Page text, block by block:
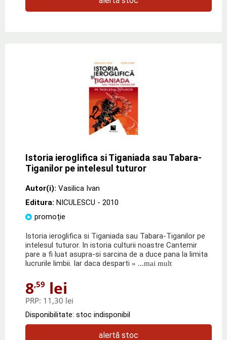
Istoria ieroglifica si Tiganiada sau Tabara-
Tiganilor pe intelesul tuturor
Autor(i): Vasilica Ivan
Editura: NICULESCU - 2010
promoție
Istoria ieroglifica si Tiganiada sau Tabara-Tiganilor pe
intelesul tuturor. In istoria culturii noastre Cantemir
pare a fi luat asupra-si sarcina de a duce pana la limita
lucrurile limbii. Iar daca desparti » ...mai mult
8,59 lei
PRP: 11,30 lei
Disponibilitate: stoc indisponibil
alertă stoc